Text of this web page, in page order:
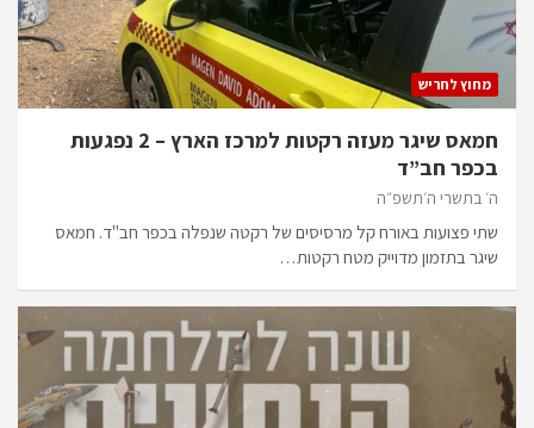
מחוץ לחריש
חמאס שיגר מעזה רקטות למרכז הארץ – 2 נפגעות
בכפר חב”ד
ה׳ בתשרי ה׳תשפ״ה
שתי פצועות באורח קל מרסיסים של רקטה שנפלה בכפר חב"ד. חמאס
שיגר בתזמון מדוייק מטח רקטות…